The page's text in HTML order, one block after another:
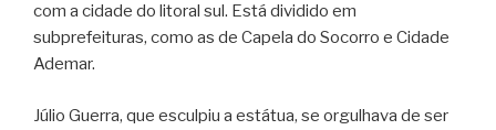
com a cidade do litoral sul. Está dividido em
subprefeituras, como as de Capela do Socorro e Cidade
Ademar.
Júlio Guerra, que esculpiu a estátua, se orgulhava de ser